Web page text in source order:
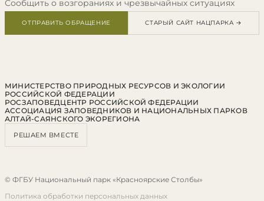
Сообщить о возгораниях и чрезвычайных ситуациях
ОТПРАВИТЬ ОБРАЩЕНИЕ СТАРЫЙ САЙТ НАЦПАРКА →
МИНИСТЕРСТВО ПРИРОДНЫХ РЕСУРСОВ И ЭКОЛОГИИ
РОССИЙСКОЙ ФЕДЕРАЦИИ
РОСЗАПОВЕДЦЕНТР РОССИЙСКОЙ ФЕДЕРАЦИИ
АССОЦИАЦИЯ ЗАПОВЕДНИКОВ И НАЦИОНАЛЬНЫХ ПАРКОВ
АЛТАЙ-САЯНСКОГО ЭКОРЕГИОНА
РЕШАЕМ ВМЕСТЕ
© ФГБУ Национальный парк «Красноярские Столбы»
Политика обработки персональных данных